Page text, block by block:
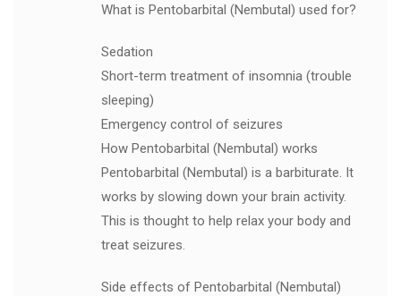
What is Pentobarbital (Nembutal) used for?
Sedation
Short-term treatment of insomnia (trouble
sleeping)
Emergency control of seizures
How Pentobarbital (Nembutal) works
Pentobarbital (Nembutal) is a barbiturate. It
works by slowing down your brain activity.
This is thought to help relax your body and
treat seizures.
Side effects of Pentobarbital (Nembutal)